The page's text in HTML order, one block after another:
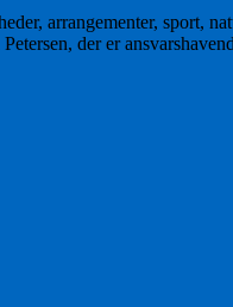
arrangementer, sport,
der er